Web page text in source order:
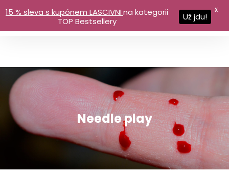
Needle play
15 % sleva s kupónem LASCIVNIna kategorii
TOP Bestsellery
Už jdu!
X